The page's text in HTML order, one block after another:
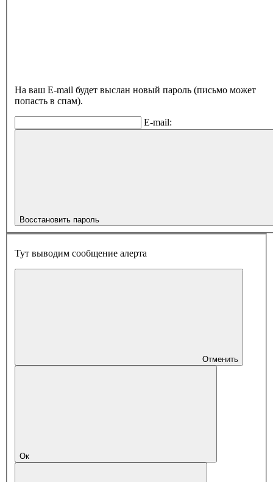
На ваш E-mail будет выслан новый пароль (письмо может
попасть в спам).
E-mail:
Восстановить пароль
Тут выводим сообщение алерта
Отменить
Ок